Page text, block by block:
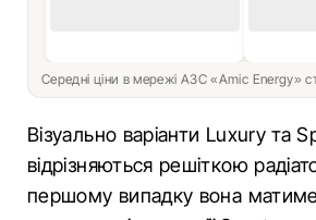
Середні ціни в мережі АЗС «Amic Energy»
Візуально варіанти Luxury та
відрізняються решіткою
першому випадку вона матиме